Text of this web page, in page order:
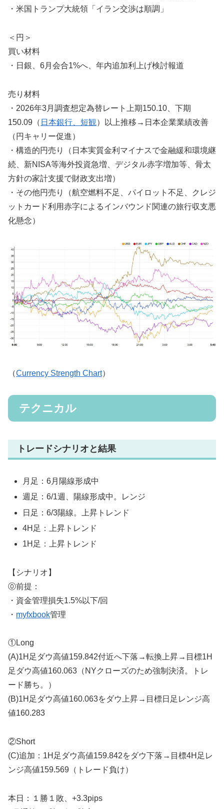
・米国トランプ大統領「イラン交渉は順調」
＜円＞
買い材料
・日銀、6月会合1%へ、年内追加利上げ検討報道
売り材料
・2026年3月調査想定為替レート上期150.10、下期
150.09（ 日本銀行、短観）以上推移→日本企業業績改善
（円キャリー促進）
・構造的円売り（日本実質金利マイナスで金融緩和環境継
続、新NISA等海外投資急増、デジタル赤字増加等、骨太
方針の家計支援で財政支出増）
・その他円売り（航空燃料不足、パイロット不足、クレジ
ットカード利用赤字によるインバウンド関連の旅行収支悪
化懸念）
（Currency Strength Chart）
テクニカル
トレードシナリオと結果
月足：6月陽線形成中
週足：6/1週、陽線形成中。レンジ
日足：6/3陽線。上昇トレンド
4H足：上昇トレンド
1H足：上昇トレンド
【シナリオ】
⓪前提：
・資金管理損失1.5%以下/回
・ myfxbook管理
①Long
(A)1H足ダウ高値159.842付近へ下落→転換上昇→目標1H
足ダウ高値160.063（NYクローズのため強制決済。トレ
ード勝ち。）
(B)1H足ダウ高値160.063をダウ上昇→目標日足レンジ高
値160.283
②Short
(C)追加：1H足ダウ高値159.842をダウ下落→目標4H足レ
ンジ高値159.569（トレード負け）
本日：１勝１敗、+3.3pips